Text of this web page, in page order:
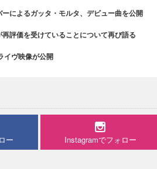
によるガッタ・モルタ、デビュー曲を公開
評価を受けていることについて再び語る
イヴ映像が公開
ー Instagramでフォロー